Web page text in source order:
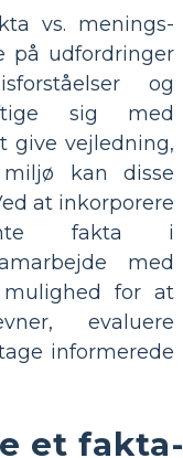
vs. menings-
på udfordringer
og
sig med
give vejledning,
kan disse
at inkorporere
fakta i
med
for at
evaluere
informerede
et